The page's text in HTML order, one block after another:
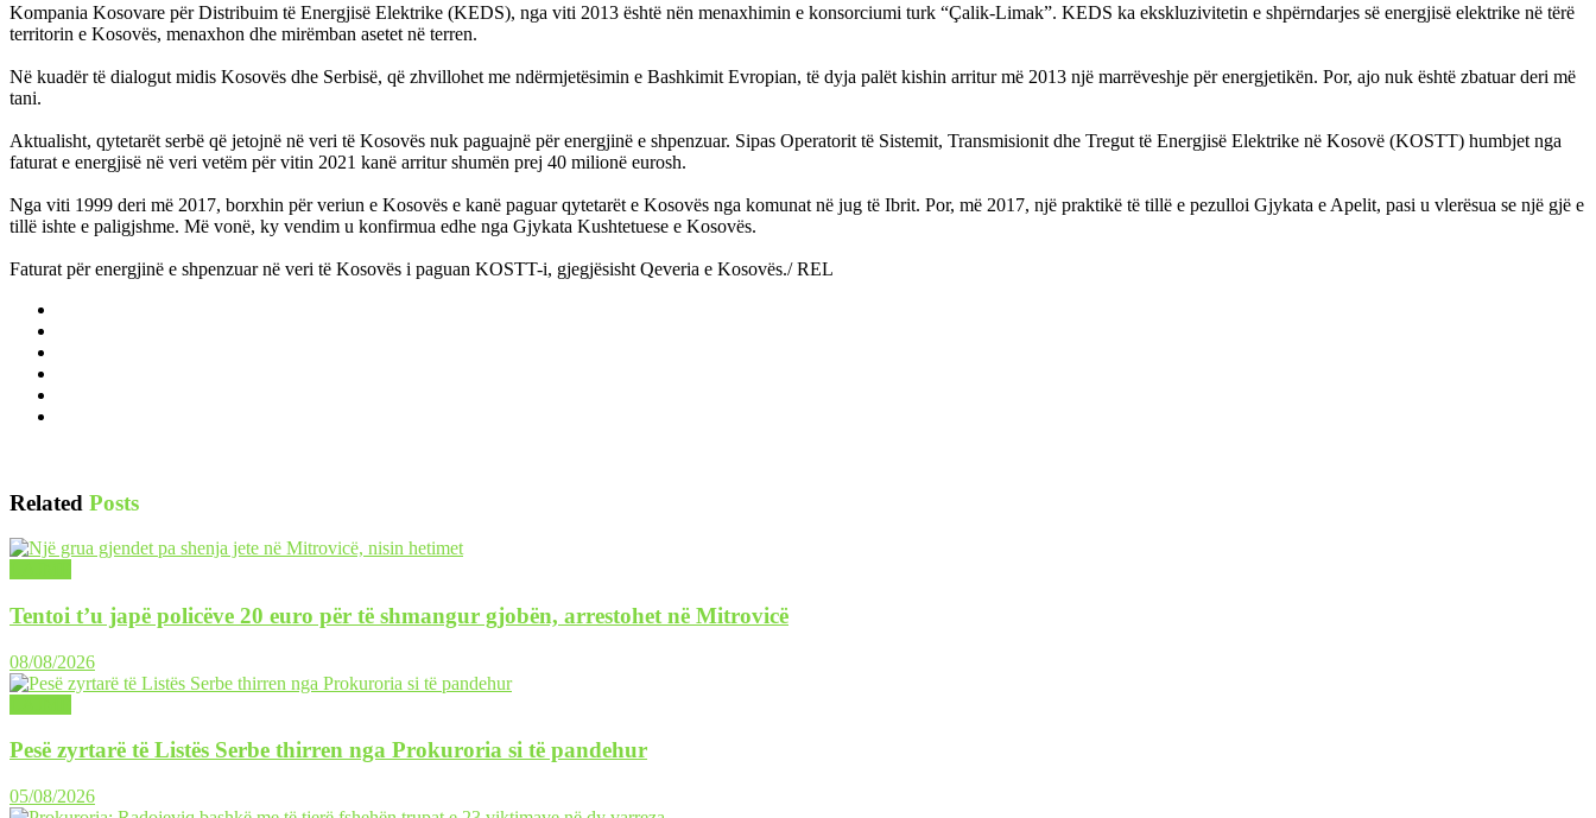
Kompania Kosovare për Distribuim të Energjisë Elektrike (KEDS), nga viti 2013 është nën menaxhimin e konsorciumi turk “Çalik-Limak”. KEDS ka ekskluzivitetin e shpërndarjes së energjisë elektrike në tërë
territorin e Kosovës, menaxhon dhe mirëmban asetet në terren.
Në kuadër të dialogut midis Kosovës dhe Serbisë, që zhvillohet me ndërmjetësimin e Bashkimit Evropian, të dyja palët kishin arritur më 2013 një marrëveshje për energjetikën. Por, ajo nuk është zbatuar deri më
tani.
Aktualisht, qytetarët serbë që jetojnë në veri të Kosovës nuk paguajnë për energjinë e shpenzuar. Sipas Operatorit të Sistemit, Transmisionit dhe Tregut të Energjisë Elektrike në Kosovë (KOSTT) humbjet nga
faturat e energjisë në veri vetëm për vitin 2021 kanë arritur shumën prej 40 milionë eurosh.
Nga viti 1999 deri më 2017, borxhin për veriun e Kosovës e kanë paguar qytetarët e Kosovës nga komunat në jug të Ibrit. Por, më 2017, një praktikë të tillë e pezulloi Gjykata e Apelit, pasi u vlerësua se një gjë e
tillë ishte e paligjshme. Më vonë, ky vendim u konfirmua edhe nga Gjykata Kushtetuese e Kosovës.
Faturat për energjinë e shpenzuar në veri të Kosovës i paguan KOSTT-i, gjegjësisht Qeveria e Kosovës./ REL
Related Posts
Tentoi t’u japë policëve 20 euro për të shmangur gjobën, arrestohet në Mitrovicë
08/08/2026
Pesë zyrtarë të Listës Serbe thirren nga Prokuroria si të pandehur
05/08/2026